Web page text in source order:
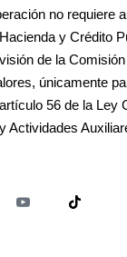
no requiere
y Crédito
de la
únicamente
56 de la Ley
Actividades